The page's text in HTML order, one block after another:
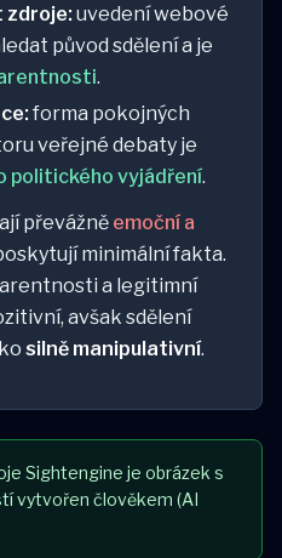
uvedení webové
původ sdělení a je
.
forma pokojných
veřejné debaty je
politického vyjádření.
převážně emoční a
minimální fakta.
a legitimní
avšak sdělení
silně manipulativní.
Sightengine je obrázek s
vytvořen člověkem (AI